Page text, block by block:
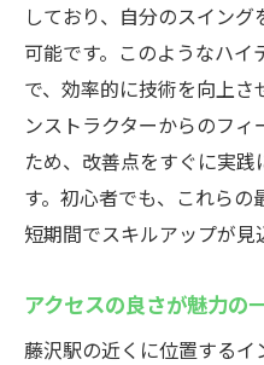
リアルなコース
ー
スイング解析で
個別フォローで
専用機器を使っ
プロの指導を受
藤沢駅の24時間営業
効率的な練習を
しており、自分のスイン
可能です。このようなハイ
で、効率的に技術を向上さ
ンストラクターからのフ
ため、改善点をすぐに実
す。初心者でも、これらの
短期間でスキルアップが見
アクセスの良さが魅力の
藤沢駅の近くに位置する